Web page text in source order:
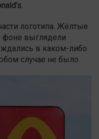
.
логотипа. Жёлтые
фоне выглядели
в каком-либо
случае не было.